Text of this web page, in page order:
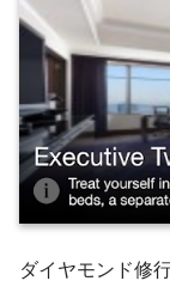
ダイヤモンド修